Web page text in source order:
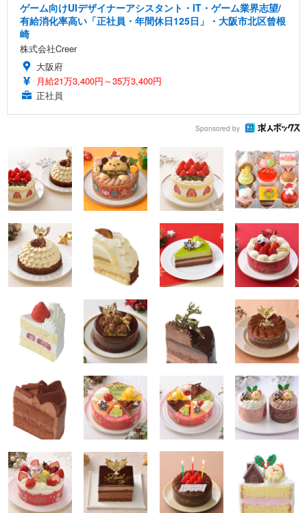
ゲーム向けUIデザイナーアシスタント・IT・ゲーム業界志望/
有給消化率高い「正社員・年間休日125日」・大阪市北区曾根
崎
株式会社Creer
大阪府
月給21万3,400円～35万3,400円
正社員
Sponsored by